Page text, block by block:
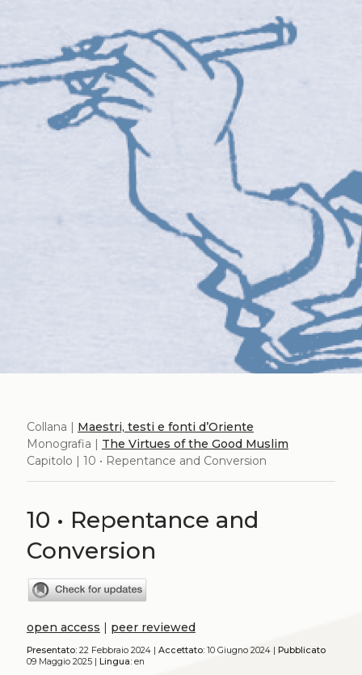
Collana | Maestri, testi e fonti d’Oriente
Monografia | The Virtues of the Good Muslim
Capitolo | 10 • Repentance and Conversion
10 • Repentance and
Conversion
open access | peer reviewed
Presentato:22 Febbraio 2024 | Accettato:10 Giugno 2024 | Pubblicato
09 Maggio 2025 | Lingua:en